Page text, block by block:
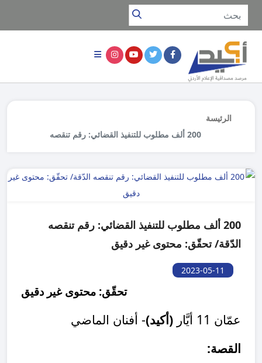
الرئيسة
200 ألف مطلوب للتنفيذ القضائي: رقم تنقصه
200 ألف مطلوب للتنفيذ القضائي: رقم تنقصه
الدّقة/ تحقّق: محتوى غير دقيق
2023-05-11
تحقّق: محتوى غير دقيق
عمّان 11 أيَّار (أكيد)- أفنان الماضي
القصة: